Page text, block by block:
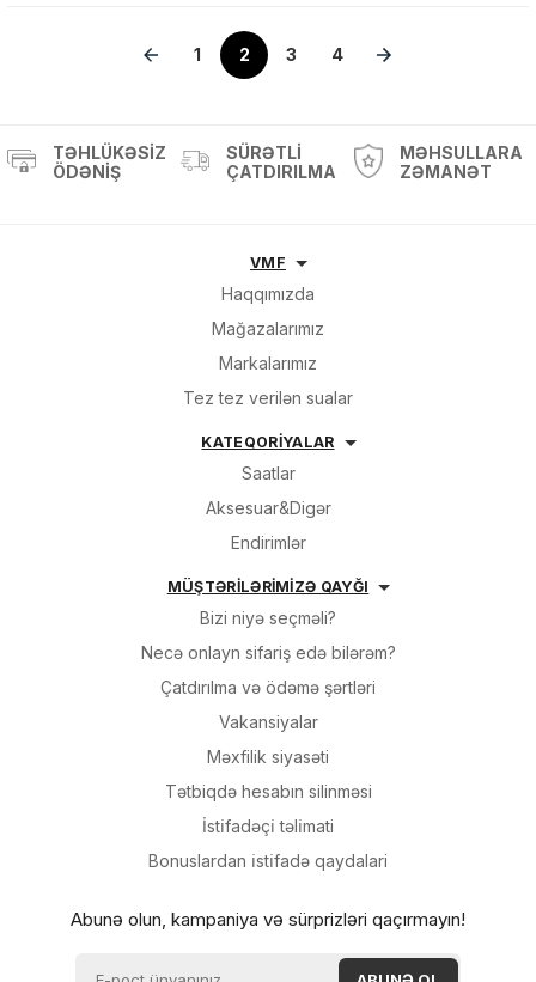
1 2 3 4
TƏHLÜKƏSIZ
ÖDƏNIŞ
SÜRƏTLI
ÇATDIRILMA
MƏHSULLARA
ZƏMANƏT
VMF
Haqqımızda
Mağazalarımız
Markalarımız
Tez tez verilən sualar
KATEQORİYALAR
Saatlar
Aksesuar&Digər
Endirimlər
MÜŞTƏRİLƏRİMİZƏ QAYĞI
Bizi niyə seçməli?
Necə onlayn sifariş edə bilərəm?
Çatdırılma və ödəmə şərtləri
Vakansiyalar
Məxfilik siyasəti
Tətbiqdə hesabın silinməsi
İsti̇fadəçi̇ təli̇mati
Bonuslardan i̇sti̇fadə qaydalari
Abunə olun, kampaniya və sürprizləri qaçırmayın!